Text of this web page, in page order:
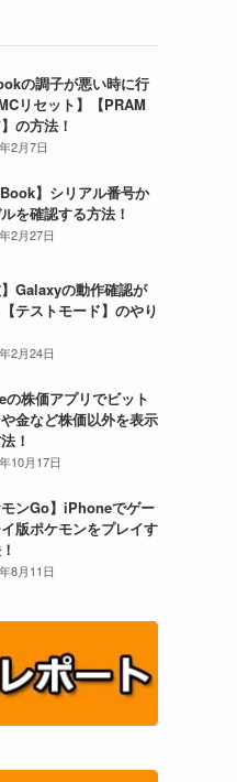
の調子が悪い時に行
リセット】【PRAM
の方法！
2月7日
】シリアル番号か
を確認する方法！
2月27日
】Galaxyの動作確認が
テストモード】のやり
2月24日
株価アプリでビット
金など株価以外を表示
！
10月17日
モンGo】iPhoneでゲー
版ポケモンをプレイす
8月11日